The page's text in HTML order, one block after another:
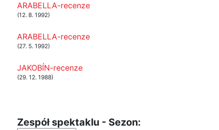
ARABELLA-recenze
(12. 8. 1992)
ARABELLA-recenze
(27. 5. 1992)
JAKOBÍN-recenze
(29. 12. 1988)
Zespół spektaklu - Sezon: